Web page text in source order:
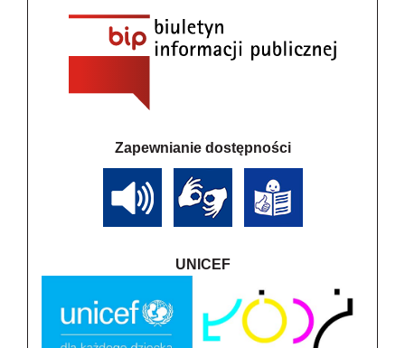
Zapewnianie dostępności
UNICEF